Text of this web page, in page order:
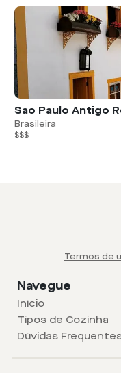
São Paulo Antigo
Brasileira
$$$
Termos de
Navegue
Início
Tipos de Cozinha
Dúvidas